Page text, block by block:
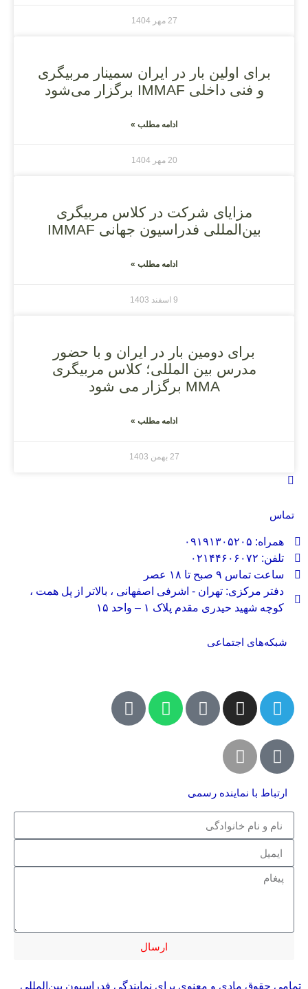
27 مهر 1404
برای اولین بار در ایران سمینار مربیگری
و فنی داخلی IMMAF برگزار می‌شود
ادامه مطلب »
20 مهر 1404
مزایای شرکت در کلاس مربیگری
بین‌المللی فدراسیون جهانی IMMAF
ادامه مطلب »
9 اسفند 1403
برای دومین بار در ایران و با حضور
مدرس بین المللی؛ کلاس مربیگری
MMA برگزار می شود
ادامه مطلب »
27 بهمن 1403
تماس
همراه: ۰۹۱۹۱۳۰۵۲۰۵
تلفن: ۰۲۱۴۴۶۰۶۰۷۲
ساعت تماس ۹ صبح تا ۱۸ عصر
دفتر مرکزی: تهران - اشرفی اصفهانی ، بالاتر از پل همت ،
کوچه شهید حیدری مقدم پلاک ۱ – واحد ۱۵
شبکه‌های اجتماعی
ارتباط با نماینده رسمی
ارسال
تمامی حقوق مادی و معنوی برای نمایندگی فدراسیون بین‌المللی